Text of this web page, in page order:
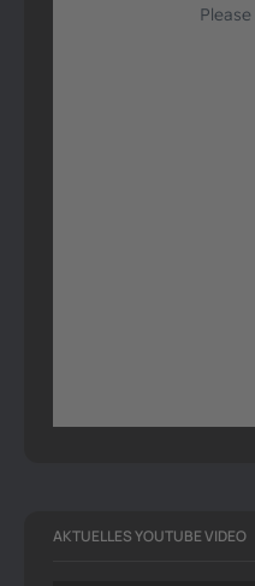
AKTUELLES YOUTUBE VIDEO